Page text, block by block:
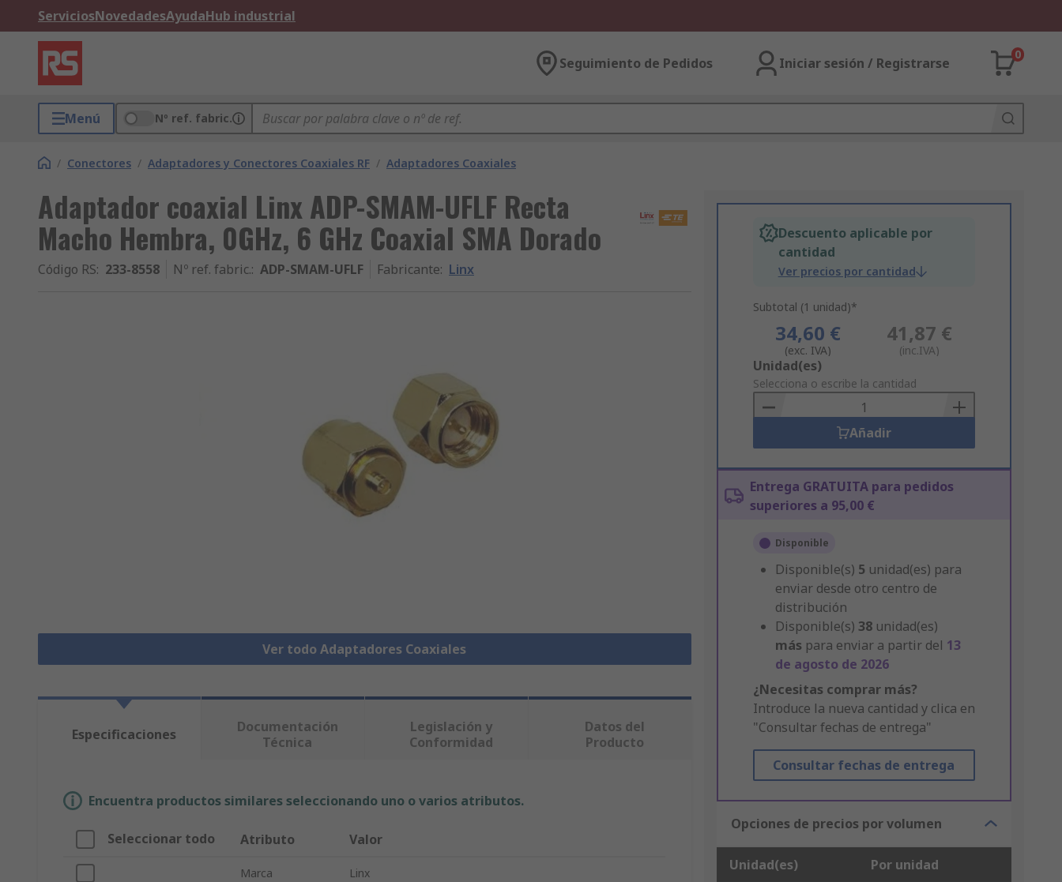
ServiciosNovedadesAyudaHub industrial
Seguimiento de Pedidos Iniciar sesión / Registrarse
0
Menú Nº ref. fabric.
/ Conectores / Adaptadores y Conectores Coaxiales RF / Adaptadores Coaxiales
Adaptador coaxial Linx ADP-SMAM-UFLF Recta
Macho Hembra, 0GHz, 6 GHz Coaxial SMA Dorado
Código RS: 233-8558 Nº ref. fabric.: ADP-SMAM-UFLF Fabricante: Linx
Ver todo Adaptadores Coaxiales
Descuento aplicable por
cantidad
Ver precios por cantidad
Subtotal (1 unidad)*
34,60 €
(exc. IVA)
41,87 €
(inc.IVA)
Add
to
Basket
Unidad(es)
Selecciona o escribe la cantidad
Añadir
Entrega GRATUITA para pedidos
superiores a 95,00 €
Disponible
Disponible(s) 5 unidad(es) para
enviar desde otro centro de
distribución
Disponible(s) 38 unidad(es)
más para enviar a partir del 13
de agosto de 2026
¿Necesitas comprar más?
Introduce la nueva cantidad y clica en
"Consultar fechas de entrega"
Consultar fechas de entrega
Opciones de precios por volumen
Unidad(es) Por unidad
Especificaciones
Documentación
Técnica
Legislación y
Conformidad
Datos del
Producto
Encuentra productos similares seleccionando uno o varios atributos.
Seleccionar todo Atributo Valor
Marca Linx